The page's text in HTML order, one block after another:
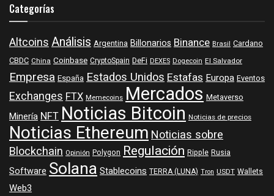
Categorías
AltcoinsAnálisis Argentina BillonariosBinance Brasil Cardano
CBDC China Coinbase CryptoSpain DeFi DEXES Dogecoin El Salvador
Empresa España Estados UnidosEstafasEuropa Eventos
ExchangesFTX Memecoins Mercados Metaverso
MineríaNFTNoticias Bitcoin Noticias de precios
Noticias EthereumNoticias sobre
Blockchain Opinión Polygon Regulación Ripple Rusia
SoftwareSolanaStablecoins TERRA (LUNA) Tron USDT Wallets
Web3